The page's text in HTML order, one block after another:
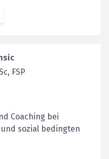
FSP
Coaching bei
sozial bedingten